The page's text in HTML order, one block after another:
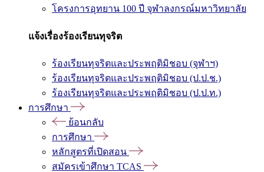
โครงการอุทยาน 100 ปี จุฬาลงกรณ์มหาวิทยาลัย
แจ้งเรื่องร้องเรียนทุจริต
ร้องเรียนทุจริตและประพฤติมิชอบ (จุฬาฯ)
ร้องเรียนทุจริตและประพฤติมิชอบ (ป.ป.ช.)
ร้องเรียนทุจริตและประพฤติมิชอบ (ป.ป.ท.)
การศึกษา
ย้อนกลับ
การศึกษา
หลักสูตรที่เปิดสอน
สมัครเข้าศึกษา TCAS